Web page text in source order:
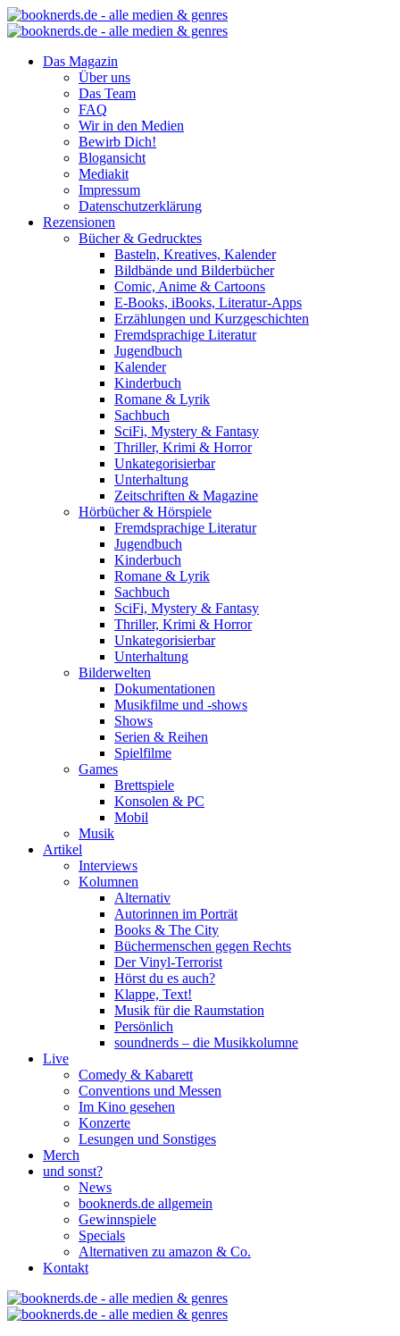
Das Magazin
Über uns
Das Team
FAQ
Wir in den Medien
Bewirb Dich!
Blogansicht
Mediakit
Impressum
Datenschutzerklärung
Rezensionen
Bücher & Gedrucktes
Basteln, Kreatives, Kalender
Bildbände und Bilderbücher
Comic, Anime & Cartoons
E-Books, iBooks, Literatur-Apps
Erzählungen und Kurzgeschichten
Fremdsprachige Literatur
Jugendbuch
Kalender
Kinderbuch
Romane & Lyrik
Sachbuch
SciFi, Mystery & Fantasy
Thriller, Krimi & Horror
Unkategorisierbar
Unterhaltung
Zeitschriften & Magazine
Hörbücher & Hörspiele
Fremdsprachige Literatur
Jugendbuch
Kinderbuch
Romane & Lyrik
Sachbuch
SciFi, Mystery & Fantasy
Thriller, Krimi & Horror
Unkategorisierbar
Unterhaltung
Bilderwelten
Dokumentationen
Musikfilme und -shows
Shows
Serien & Reihen
Spielfilme
Games
Brettspiele
Konsolen & PC
Mobil
Musik
Artikel
Interviews
Kolumnen
Alternativ
Autorinnen im Porträt
Books & The City
Büchermenschen gegen Rechts
Der Vinyl-Terrorist
Hörst du es auch?
Klappe, Text!
Musik für die Raumstation
Persönlich
soundnerds – die Musikkolumne
Live
Comedy & Kabarett
Conventions und Messen
Im Kino gesehen
Konzerte
Lesungen und Sonstiges
Merch
und sonst?
News
booknerds.de allgemein
Gewinnspiele
Specials
Alternativen zu amazon & Co.
Kontakt